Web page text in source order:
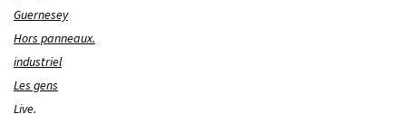
Guernesey
Hors panneaux.
industriel
Les gens
Live.